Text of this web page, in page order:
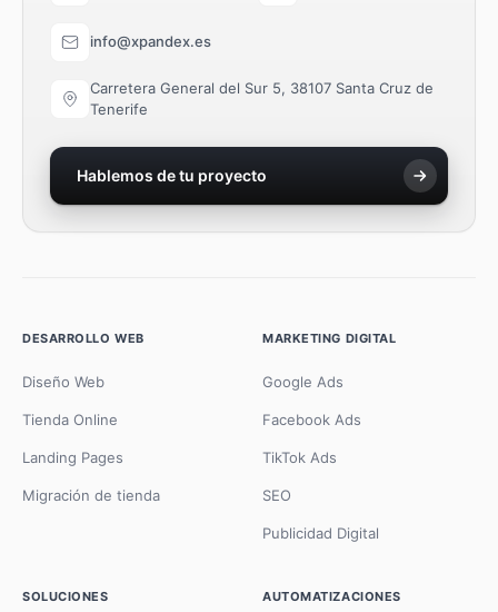
info@xpandex.es
Carretera General del Sur 5, 38107 Santa Cruz de
Tenerife
Hablemos de tu proyecto
DESARROLLO WEB
Diseño Web
Tienda Online
Landing Pages
Migración de tienda
MARKETING DIGITAL
Google Ads
Facebook Ads
TikTok Ads
SEO
Publicidad Digital
SOLUCIONES AUTOMATIZACIONES